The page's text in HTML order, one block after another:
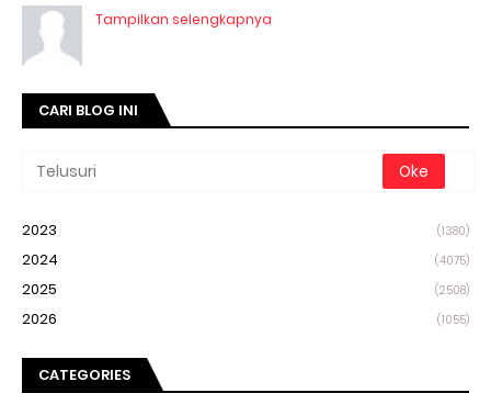
Tampilkan selengkapnya
CARI BLOG INI
2023 (1380)
2024 (4075)
2025 (2508)
2026 (1055)
CATEGORIES